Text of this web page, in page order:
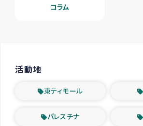
コラム
活動地
東ティモール
パレスチナ